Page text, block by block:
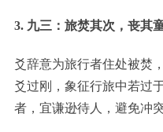
3. 九三：旅焚其次，丧其
爻辞意为旅行者住处被焚
爻过刚，象征行旅中若过
者，宜谦逊待人，避免冲突